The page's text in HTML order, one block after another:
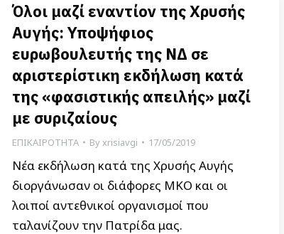
Όλοι μαζί εναντίον της Χρυσής
Αυγής: Υποψήφιος
ευρωβουλευτής της ΝΔ σε
αριστερίστικη εκδήλωση κατά
της «φασιστικής απειλής» μαζί
με συριζαίους
ΕΠΙΚΑΙΡΟΤΗΤΑ Byxrisiavgi 17/05/2019
Νέα εκδήλωση κατά της Χρυσής Αυγής
διοργάνωσαν οι διάφορες ΜΚΟ και οι
λοιποί αντεθνικοί οργανισμοί που
ταλανίζουν την Πατρίδα μας.